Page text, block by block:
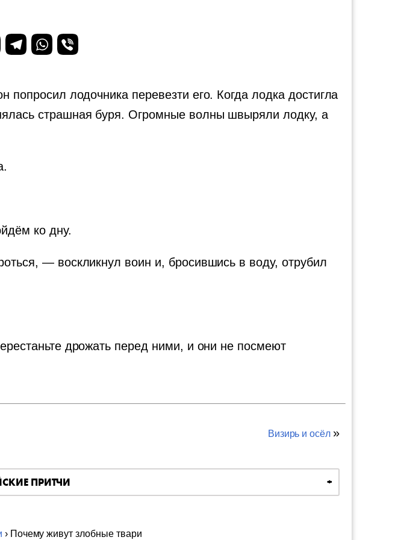
лодочника перевезти его. Когда лодка достигла
страшная буря. Огромные волны швыряли лодку, а
ко дну.
— воскликнул воин и, бросившись в воду, отрубил
дрожать перед ними, и они не посмеют
Визирь и осёл »
ПРИТЧИ
› Почему живут злобные твари